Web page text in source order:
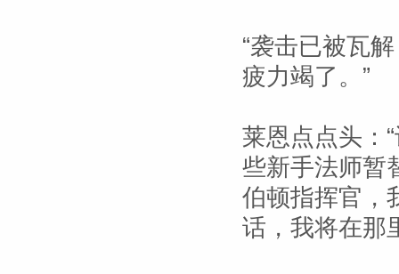
“袭击已被瓦
疲力竭了。”
莱恩点点头：
些新手法师暂
伯顿指挥官，
话，我将在那